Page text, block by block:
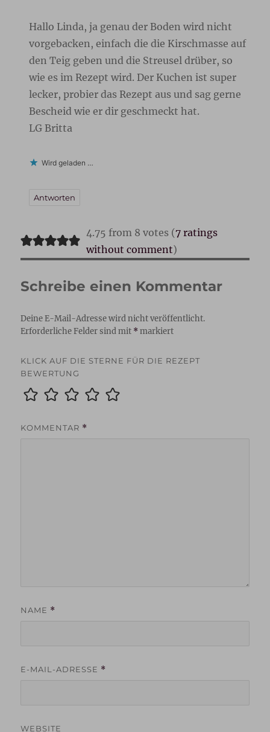
Hallo Linda, ja genau der Boden wird nicht
vorgebacken, einfach die die Kirschmasse auf
den Teig geben und die Streusel drüber, so
wie es im Rezept wird. Der Kuchen ist super
lecker, probier das Rezept aus und sag gerne
Bescheid wie er dir geschmeckt hat.
LG Britta
Wird geladen …
Antworten
4.75 from 8 votes (7 ratings
without comment)
Schreibe einen Kommentar
Deine E-Mail-Adresse wird nicht veröffentlicht.
Erforderliche Felder sind mit *markiert
KLICK AUF DIE STERNE FÜR DIE REZEPT
BEWERTUNG
KOMMENTAR *
NAME *
E-MAIL-ADRESSE *
WEBSITE